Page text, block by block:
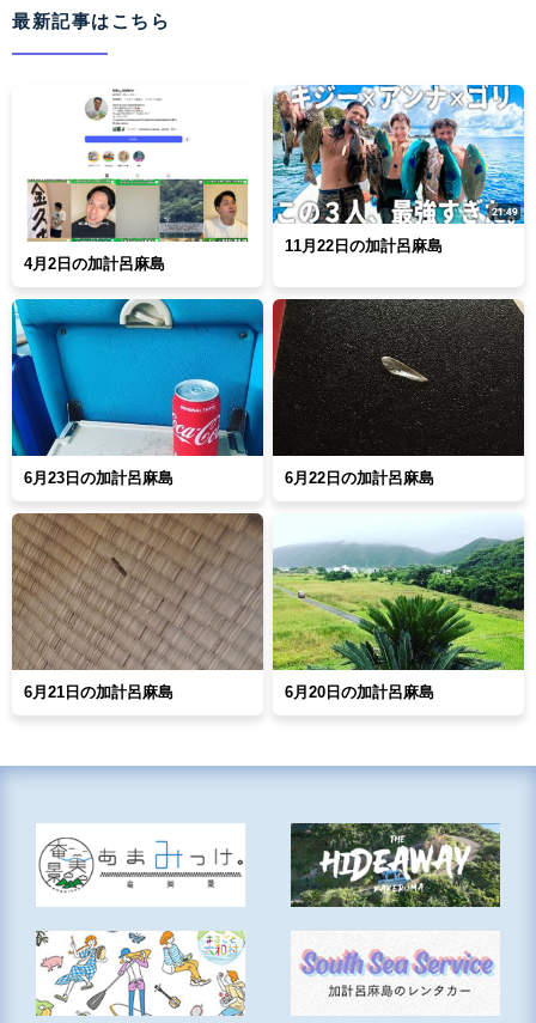
最新記事はこちら
4月2日の加計呂麻島
11月22日の加計呂麻島
6月23日の加計呂麻島 6月22日の加計呂麻島
6月21日の加計呂麻島 6月20日の加計呂麻島